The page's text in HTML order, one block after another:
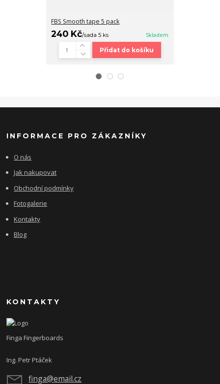
FBS Smooth tape 5 pack
240 Kč/sada 5 ks Skladem
Přidat do košíku
INFORMACE PRO ZÁKAZNÍKY
O nás
Jak nakupovat
Obchodní podmínky
Fotogalerie
Kontakty
Blog
KONTAKTY
Finga Fingerboards
Ing. Petr Ptáček
finga@email.cz